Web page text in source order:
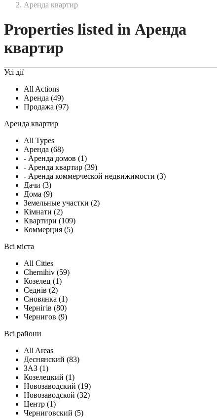
Аренда квартир
Properties listed in Аренда
квартир
Усі дії
All Actions
Аренда (49)
Продажа (97)
Аренда квартир
All Types
Аренда (68)
- Аренда домов (1)
- Аренда квартир (39)
- Аренда коммерческой недвижимости (3)
Дачи (3)
Дома (9)
Земельные участки (2)
Кімнати (2)
Квартири (109)
Коммерция (5)
Всі міста
All Cities
Chernihiv (59)
Козелец (1)
Седнів (2)
Сновянка (1)
Чернігів (80)
Чернигов (9)
Всі райони
All Areas
Деснянский (83)
ЗАЗ (1)
Козелецкий (1)
Новозаводский (19)
Новозаводской (32)
Центр (1)
Черниговский (5)